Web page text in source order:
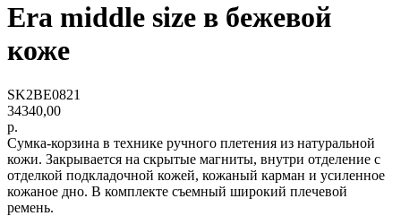
Era middle size в бежевой
коже
SK2BE0821
34340,00
р.
Сумка-корзина в технике ручного плетения из натуральной
кожи. Закрывается на скрытые магниты, внутри отделение с
отделкой подкладочной кожей, кожаный карман и усиленное
кожаное дно. В комплекте съемный широкий плечевой
ремень.